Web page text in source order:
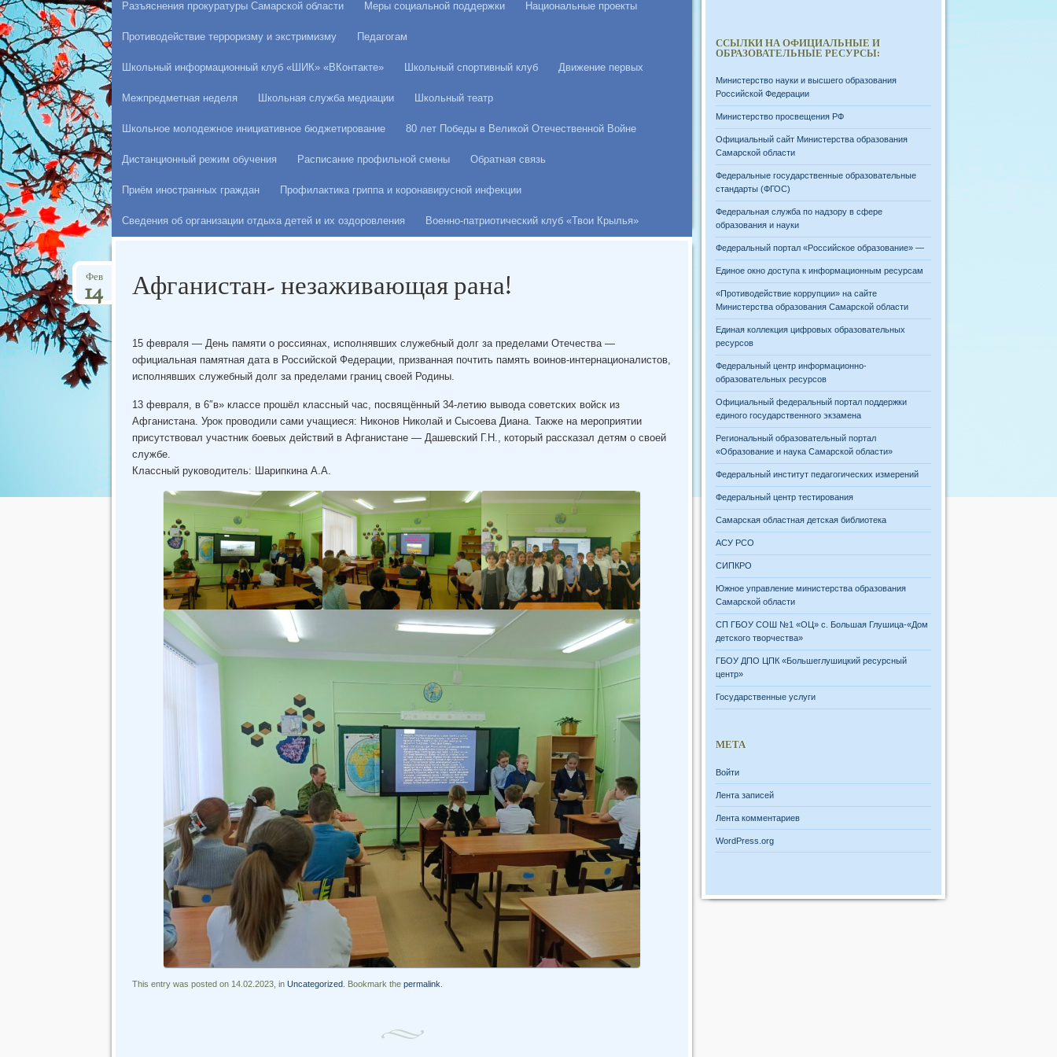
Разъяснения прокуратуры Самарской области Меры социальной поддержки Национальные проекты
Противодействие терроризму и экстримизму Педагогам
Школьный информационный клуб «ШИК» «ВКонтакте» Школьный спортивный клуб Движение первых
Межпредметная неделя Школьная служба медиации Школьный театр
Школьное молодежное инициативное бюджетирование 80 лет Победы в Великой Отечественной Войне
Дистанционный режим обучения Расписание профильной смены Обратная связь
Приём иностранных граждан Профилактика гриппа и коронавирусной инфекции
Сведения об организации отдыха детей и их оздоровления Военно-патриотический клуб «Твои Крылья»
Афганистан- незаживающая рана!
Фев
14
15 февраля — День памяти о россиянах, исполнявших служебный долг за пределами Отечества —
официальная памятная дата в Российской Федерации, призванная почтить память воинов-интернационалистов,
исполнявших служебный долг за пределами границ своей Родины.
13 февраля, в 6″в» классе прошёл классный час, посвящённый 34-летию вывода советских войск из
Афганистана. Урок проводили сами учащиеся: Никонов Николай и Сысоева Диана. Также на мероприятии
присутствовал участник боевых действий в Афганистане — Дашевский Г.Н., который рассказал детям о своей
службе.
Классный руководитель: Шарипкина А.А.
This entry was posted on 14.02.2023, in Uncategorized. Bookmark the permalink
ССЫЛКИ НА ОФИЦИАЛЬНЫЕ И
ОБРАЗОВАТЕЛЬНЫЕ РЕСУРСЫ:
Министерство науки и высшего образования
Российской Федерации
Министерство просвещения РФ
Официальный сайт Министерства образования
Самарской области
Федеральные государственные образовательные
стандарты (ФГОС)
Федеральная служба по надзору в сфере
образования и науки
Федеральный портал «Российское образование» —
Единое окно доступа к информационным ресурсам
«Противодействие коррупции» на сайте
Министерства образования Самарской области
Единая коллекция цифровых образовательных
ресурсов
Федеральный центр информационно-
образовательных ресурсов
Официальный федеральный портал поддержки
единого государственного экзамена
Региональный образовательный портал
«Образование и наука Самарской области»
Федеральный институт педагогических измерений
Федеральный центр тестирования
Самарская областная детская библиотека
АСУ РСО
СИПКРО
Южное управление министерства образования
Самарской области
СП ГБОУ СОШ №1 «ОЦ» с. Большая Глушица-«Дом
детского творчества»
ГБОУ ДПО ЦПК «Большеглушицкий ресурсный
центр»
Государственные услуги
МЕТА
Войти
Лента записей
Лента комментариев
WordPress.org